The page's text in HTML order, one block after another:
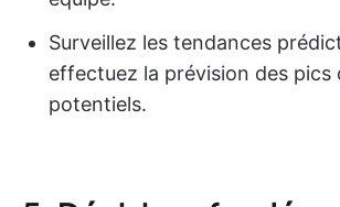
Surveillez les tendances
effectuez la prévision des pics
potentiels.